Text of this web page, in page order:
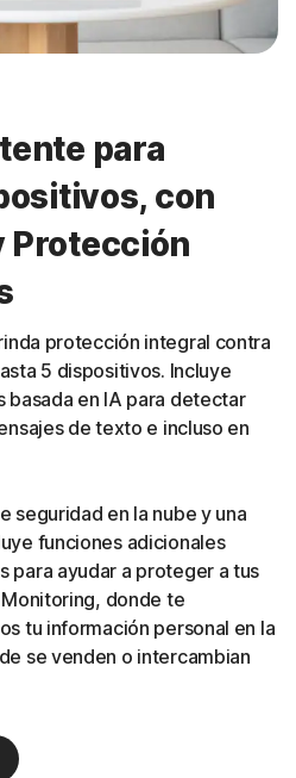
para
con
Protección
protección integral contra
5 dispositivos. Incluye
en IA para detectar
de texto e incluso en
seguridad en la nube y una
funciones adicionales
para ayudar a proteger a tus
donde te
tu información personal en la
se venden o intercambian